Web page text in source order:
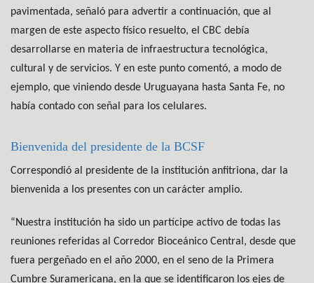
pavimentada, señaló para advertir a continuación, que al
margen de este aspecto físico resuelto, el CBC debía
desarrollarse en materia de infraestructura tecnológica,
cultural y de servicios. Y en este punto comentó, a modo de
ejemplo, que viniendo desde Uruguayana hasta Santa Fe, no
había contado con señal para los celulares.
Bienvenida del presidente de la BCSF
Correspondió al presidente de la institución anfitriona, dar la
bienvenida a los presentes con un carácter amplio.
“Nuestra institución ha sido un partícipe activo de todas las
reuniones referidas al Corredor Bioceánico Central, desde que
fuera pergeñado en el año 2000, en el seno de la Primera
Cumbre Suramericana, en la que se identificaron los ejes de